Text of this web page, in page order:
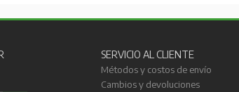
SERVICIO AL CLIENTE
Métodos y costos de envío
Cambios y devoluciones